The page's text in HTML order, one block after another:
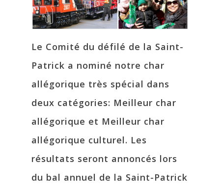
Le Comité du défilé de la Saint-
Patrick a nominé notre char
allégorique très spécial dans
deux catégories: Meilleur char
allégorique et Meilleur char
allégorique culturel. Les
résultats seront annoncés lors
du bal annuel de la Saint-Patrick